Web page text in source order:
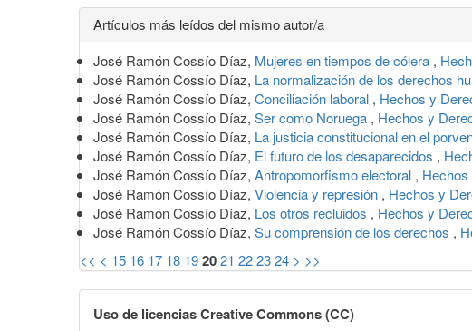
Detalles
del
artículo
Artículos más leídos del mismo autor/a
José Ramón Cossío Díaz, Mujeres en tiempos de cólera ,
José Ramón Cossío Díaz, La normalización de los derechos
José Ramón Cossío Díaz, Conciliación laboral , Hechos y
José Ramón Cossío Díaz, Ser como Noruega , Hechos y
José Ramón Cossío Díaz, La justicia constitucional en el
José Ramón Cossío Díaz, El futuro de los desaparecidos ,
José Ramón Cossío Díaz, Antropomorfismo electoral ,
José Ramón Cossío Díaz, Violencia y represión , Hechos y
José Ramón Cossío Díaz, Los otros recluidos , Hechos y
José Ramón Cossío Díaz, Su comprensión de los derechos ,
<< < 15 16 17 18 192021 222324 > >>
Uso de licencias Creative Commons (CC)